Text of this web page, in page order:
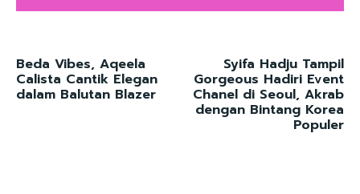
Beda Vibes, Aqeela
Calista Cantik Elegan
dalam Balutan Blazer
Syifa Hadju Tampil
Gorgeous Hadiri Event
Chanel di Seoul, Akrab
dengan Bintang Korea
Populer